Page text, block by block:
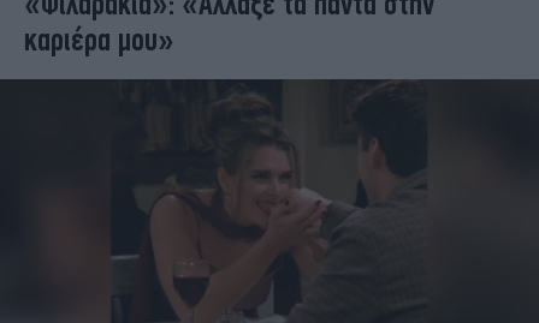
ΠΟΛΙΤΙΣΜΟΣ
ΠΑΝΕΛΛΗΝΙΕΣ
ΖΩΗ
ΓΥΝΑΙΚΑ
ENGLISH EDITION
ΟΛΥΜΠΙΑΚΟΙ ΑΓΩΝΕΣ
καριέρα μου»